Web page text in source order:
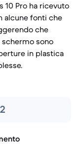
10 Pro ha ricevuto
alcune fonti che
che
sono
in plastica